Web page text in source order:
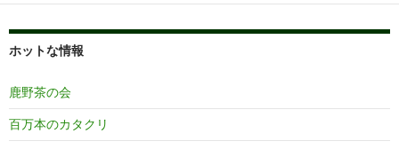
ホットな情報
鹿野茶の会
百万本のカタクリ